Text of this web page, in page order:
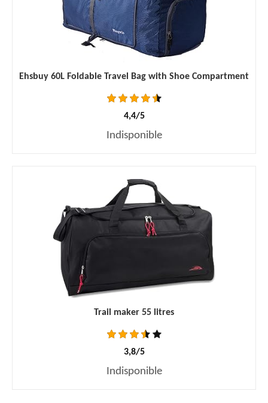
Ehsbuy 60L Foldable Travel Bag with Shoe Compartment
4,4/5
Indisponible
Trail maker 55 litres
3,8/5
Indisponible